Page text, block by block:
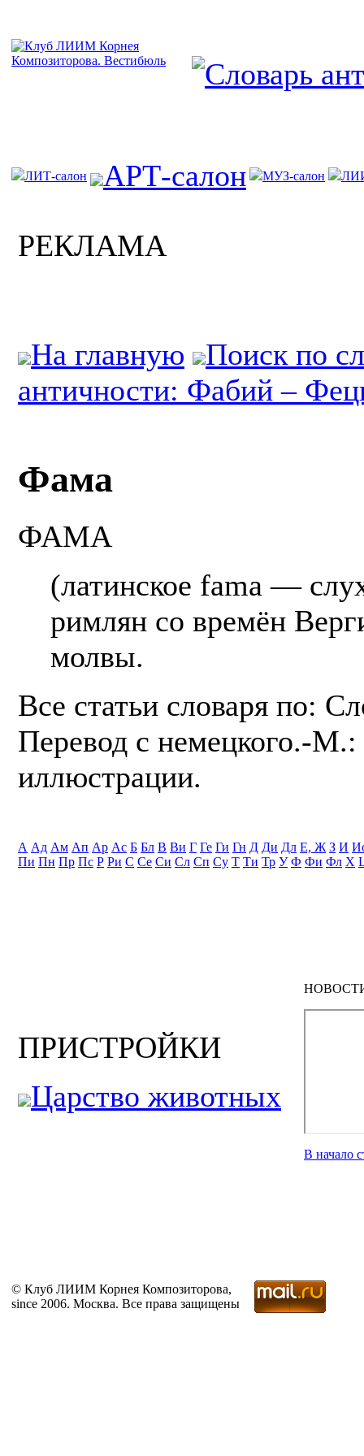
ЛИТ-салон АРТ-салон МУЗ-салон
РЕКЛАМА
На главную
Поиск по
античности: Фабий –
Фама
ФАМА
(латинское fama —
римлян со времён
молвы.
Все статьи словаря по:
Перевод с немецкого.-
иллюстрации.
А Ад Ам Ап Ар Ас Б Бл В Ви Г Ге Ги Гн Д Ди Дл Е, Ж З И
Пи Пн Пр Пс Р Ри С Се Си Сл Сп Су Т Ти Тр У Ф Фи Фл Х
ПРИСТРОЙКИ
Царство животных
В начало
© Клуб ЛИИМ Корнея Композиторова,
since 2006. Москва. Все права защищены